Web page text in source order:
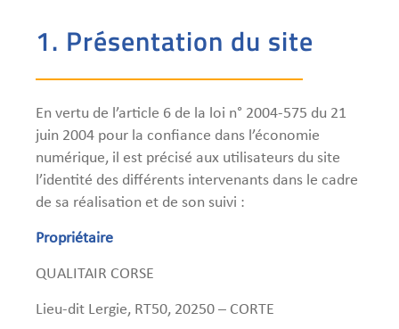
1. Présentation du site
En vertu de l’article 6 de la loi n° 2004-575 du 21
juin 2004 pour la confiance dans l’économie
numérique, il est précisé aux utilisateurs du site
l’identité des différents intervenants dans le cadre
de sa réalisation et de son suivi :
Propriétaire
QUALITAIR CORSE
Lieu-dit Lergie, RT50, 20250 – CORTE